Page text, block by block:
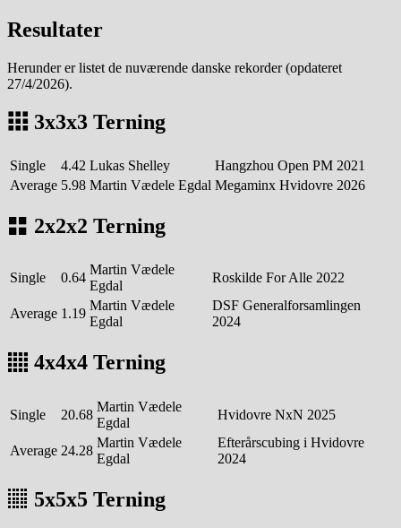
Resultater
Herunder er listet de nuværende danske rekorder (opdateret
27/4/2026).
3x3x3 Terning
Single 4.42 Lukas Shelley
Hangzhou Open PM 2021
Average 5.98 Martin Vædele Egdal Megaminx Hvidovre 2026
2x2x2 Terning
Single 0.64
Martin Vædele
Egdal
Roskilde For Alle 2022
Average 1.19
Martin Vædele
Egdal
DSF Generalforsamlingen
2024
4x4x4 Terning
Single 20.68
Martin Vædele
Egdal
Hvidovre NxN 2025
Average 24.28
Martin Vædele
Egdal
Efterårscubing i Hvidovre
2024
5x5x5 Terning